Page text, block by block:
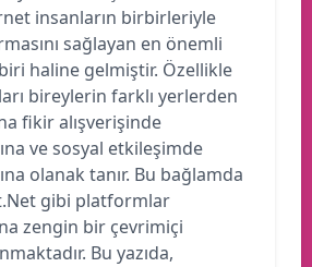
insanların birbirleriyle
sağlayan en önemli
haline gelmiştir. Özellikle
bireylerin farklı yerlerden
fikir alışverişinde
ve sosyal etkileşimde
olanak tanır. Bu bağlamda
gibi platformlar
zengin bir çevrimiçi
Bu yazıda,